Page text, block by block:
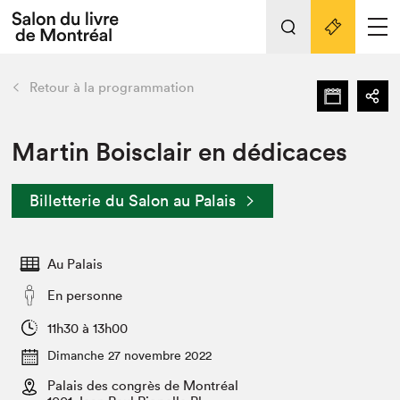
Espace médias
Espace exposant⋅e⋅s
Tout sur l'édition 2022
Actualités
Vidéos et Balados
Club de lecture Braindate
retour Nos activités
Édition 2022
Nous connaître
Projets partenaires 2022
Archives
Liens pratiques
Retour à la programmation
Martin Boisclair en dédicaces
Billetterie du Salon au Palais
Au Palais
En personne
11h30 à 13h00
Dimanche 27 novembre 2022
Palais des congrès de Montréal